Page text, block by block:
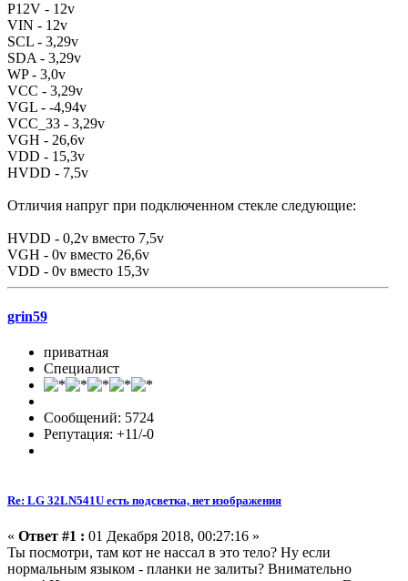
P12V - 12v
VIN - 12v
SCL - 3,29v
SDA - 3,29v
WP - 3,0v
VCC - 3,29v
VGL - -4,94v
VCC_33 - 3,29v
VGH - 26,6v
VDD - 15,3v
HVDD - 7,5v
Отличия напруг при подключенном стекле следующие:
HVDD - 0,2v вместо 7,5v
VGH - 0v вместо 26,6v
VDD - 0v вместо 15,3v
grin59
приватная
Специалист
Сообщений: 5724
Репутация: +11/-0
Re: LG 32LN541U есть подсветка, нет изображения
« Ответ #1 : 01 Декабря 2018, 00:27:16 »
Ты посмотри, там кот не нассал в это тело? Ну если
нормальным языком - планки не залиты? Внимательно